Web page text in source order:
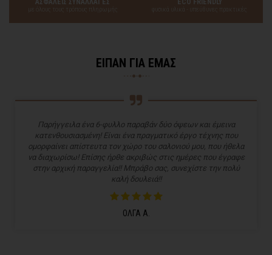
ΑΣΦΑΛΕΙΣ ΣΥΝΑΛΛΑΓΕΣ
με όλους τους τρόπους πληρωμής
ECO FRIENDLY
φυσικά υλικά - υπεύθυνες πρακτικές
ΕΙΠΑΝ ΓΙΑ ΕΜΑΣ
Παρήγγειλα ένα 6-φυλλο παραβάν δύο όψεων και έμεινα
κατενθουσιασμένη! Είναι ένα πραγματικό έργο τέχνης που
ομορφαίνει απίστευτα τον χώρο του σαλονιού μου, που ήθελα
να διαχωρίσω! Επίσης ήρθε ακριβώς στις ημέρες που έγραφε
στην αρχική παραγγελία!! Μπράβο σας, συνεχίστε την πολύ
καλή δουλειά!!
ΟΛΓΑ Α.